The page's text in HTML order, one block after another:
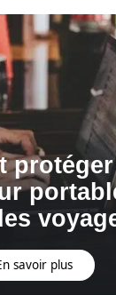
savoir plus